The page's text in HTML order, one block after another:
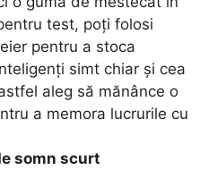
test, poți folosi
pentru a stoca
simt chiar și cea
aleg să mănânce o
a memora lucrurile cu
somn scurt